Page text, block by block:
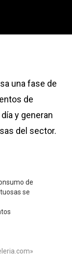
una fase de
de
y generan
del sector.
de
se